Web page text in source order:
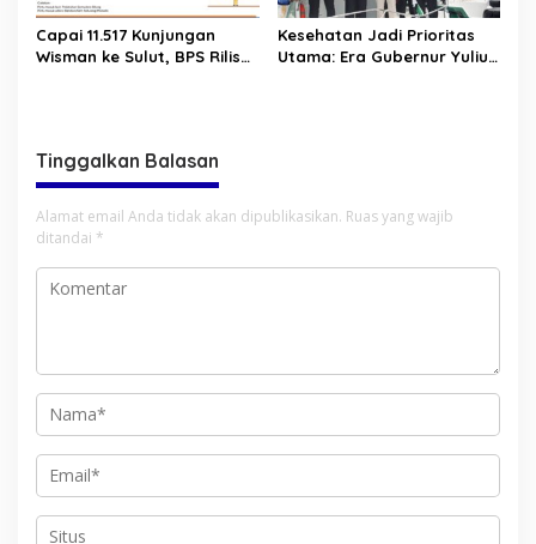
Capai 11.517 Kunjungan
Wisman ke Sulut, BPS Rilis
Kesehatan Jadi Prioritas
Utama: Era Gubernur Yulius
Tinggalkan Balasan
Alamat email Anda tidak akan dipublikasikan. Ruas yang wajib
ditandai *